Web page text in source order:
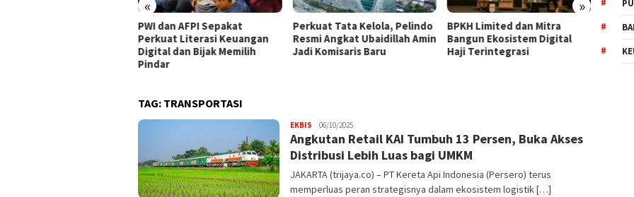
« »
PWI dan AFPI Sepakat
Perkuat Literasi Keuangan
Digital dan Bijak Memilih
Pindar
​Perkuat Tata Kelola, Pelindo
Resmi Angkat Ubaidillah Amin
Jadi Komisaris Baru
BPKH Limited dan Mitra
Bangun Ekosistem Digital
Haji Terintegrasi
WTP
TAG: TRANSPORTASI
EKBIS Trijaya
.co
06/10/2025
Angkutan Retail KAI Tumbuh 13 Persen, Buka Akses
Distribusi Lebih Luas bagi UMKM
JAKARTA (trijaya.co) – PT Kereta Api Indonesia (Persero) terus
memperluas peran strategisnya dalam ekosistem logistik […]